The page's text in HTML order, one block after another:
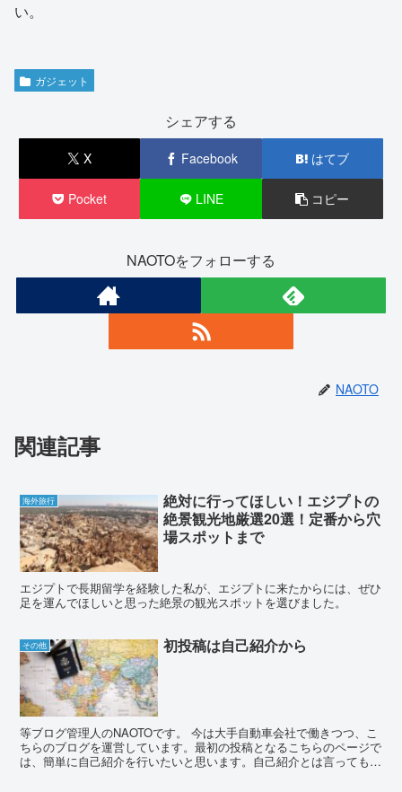
い。
ガジェット
シェアする
X Facebook はてブ
Pocket LINE コピー
NAOTOをフォローする
NAOTO
関連記事
海外旅行
絶対に行ってほしい！エジプトの
絶景観光地厳選20選！定番から穴
場スポットまで
エジプトで長期留学を経験した私が、エジプトに来たからには、ぜひ
足を運んでほしいと思った絶景の観光スポットを選びました。
その他 初投稿は自己紹介から
等ブログ管理人のNAOTOです。 今は大手自動車会社で働きつつ、こ
ちらのブログを運営しています。最初の投稿となるこちらのページで
は、簡単に自己紹介を行いたいと思います。自己紹介とは言っても恥